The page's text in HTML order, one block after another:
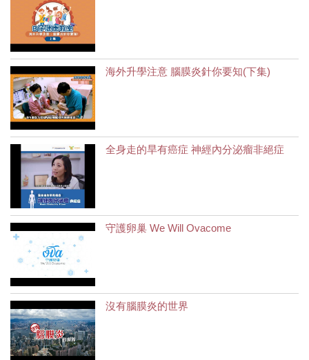
海外升學注意 腦膜炎針你要知(下集)
全身走的旱有癌症 神經內分泌瘤非絕症
守護卵巢 We Will Ovacome
沒有腦膜炎的世界